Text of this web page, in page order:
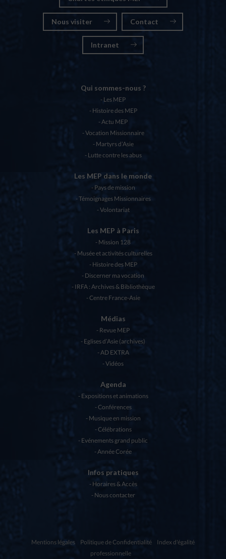
Nous visiter Contact
Intranet
Qui sommes-nous ?
Les MEP
Histoire des MEP
Actu MEP
Vocation Missionnaire
Martyrs d’Asie
Lutte contre les abus
Les MEP dans le monde
Pays de mission
Témoignages Missionnaires
Volontariat
Les MEP à Paris
Mission 128
Musée et activités culturelles
Histoire des MEP
Discerner ma vocation
IRFA : Archives & Bibliothèque
Centre France-Asie
Médias
Revue MEP
Eglises d’Asie (archives)
AD EXTRA
Vidéos
Agenda
Expositions et animations
Conférences
Musique en mission
Célébrations
Evénements grand public
Année Corée
Infos pratiques
Horaires & Accès
Nous contacter
Mentions légales Politique de Confidentialité
Index d'égalité
professionnelle